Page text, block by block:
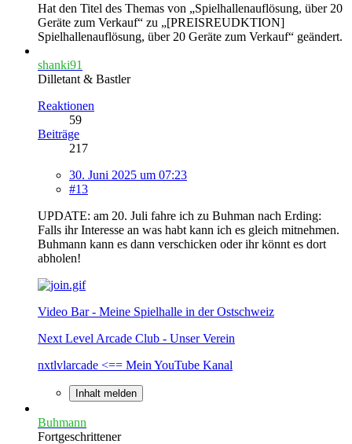
Hat den Titel des Themas von „Spielhallenauflösung, über 20
Geräte zum Verkauf“ zu „[PREISREUDKTION]
Spielhallenauflösung, über 20 Geräte zum Verkauf“ geändert.
shanki91
Dilletant & Bastler
Reaktionen
59
Beiträge
217
30. Juni 2025 um 07:23
#13
UPDATE: am 20. Juli fahre ich zu Buhman nach Erding:
Falls ihr Interesse an was habt kann ich es gleich mitnehmen.
Buhmann kann es dann verschicken oder ihr könnt es dort
abholen!
Video Bar - Meine Spielhalle in der Ostschweiz
Next Level Arcade Club - Unser Verein
nxtlvlarcade <== Mein YouTube Kanal
Inhalt melden
Buhmann
Fortgeschrittener